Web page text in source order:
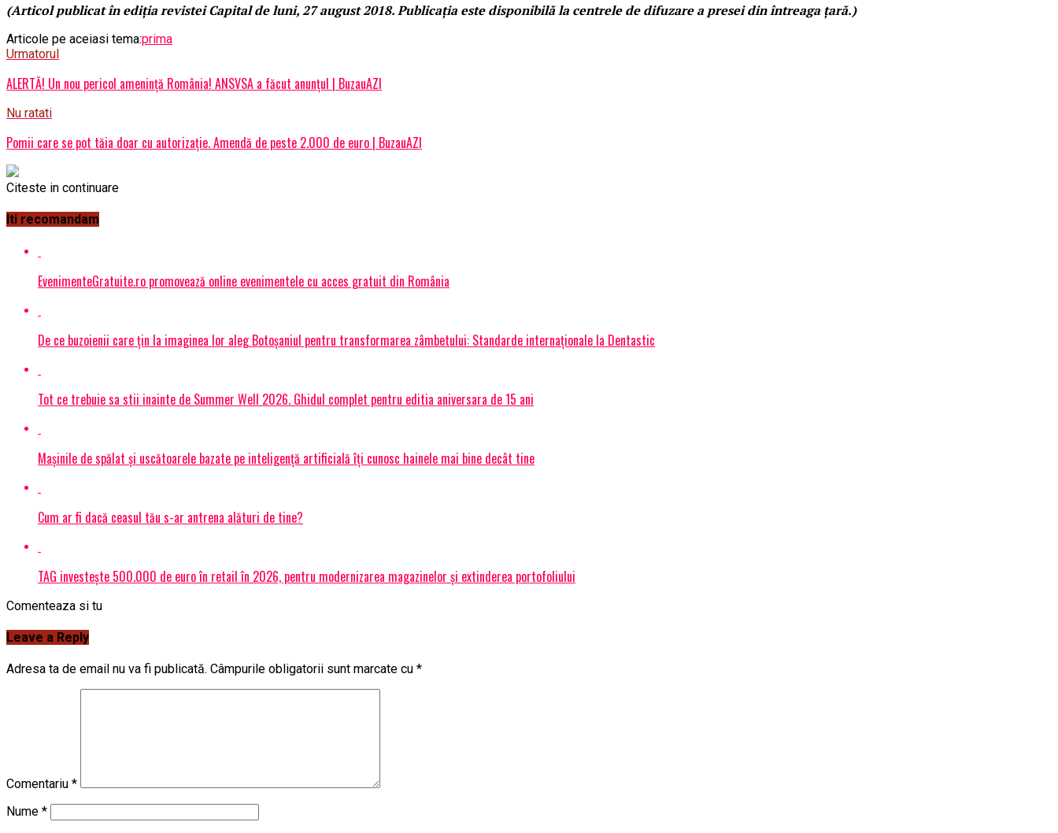
(Articol publicat în ediţia revistei Capital de luni, 27 august 2018. Publicaţia este disponibilă la centrele de difuzare a presei din întreaga ţară.)
Articole pe aceiasi tema:prima
Urmatorul
ALERTĂ! Un nou pericol amenință România! ANSVSA a făcut anunțul | BuzauAZI
Nu ratati
Pomii care se pot tăia doar cu autorizaţie. Amendă de peste 2.000 de euro | BuzauAZI
Citeste in continuare
Iti recomandam
EvenimenteGratuite.ro promovează online evenimentele cu acces gratuit din România
De ce buzoienii care țin la imaginea lor aleg Botoșaniul pentru transformarea zâmbetului: Standarde internaționale la Dentastic
Tot ce trebuie sa stii inainte de Summer Well 2026. Ghidul complet pentru editia aniversara de 15 ani
Mașinile de spălat și uscătoarele bazate pe inteligență artificială îți cunosc hainele mai bine decât tine
Cum ar fi dacă ceasul tău s-ar antrena alături de tine?
TAG investește 500.000 de euro în retail în 2026, pentru modernizarea magazinelor și extinderea portofoliului
Comenteaza si tu
Leave a Reply
Adresa ta de email nu va fi publicată. Câmpurile obligatorii sunt marcate cu *
Comentariu *
Nume *